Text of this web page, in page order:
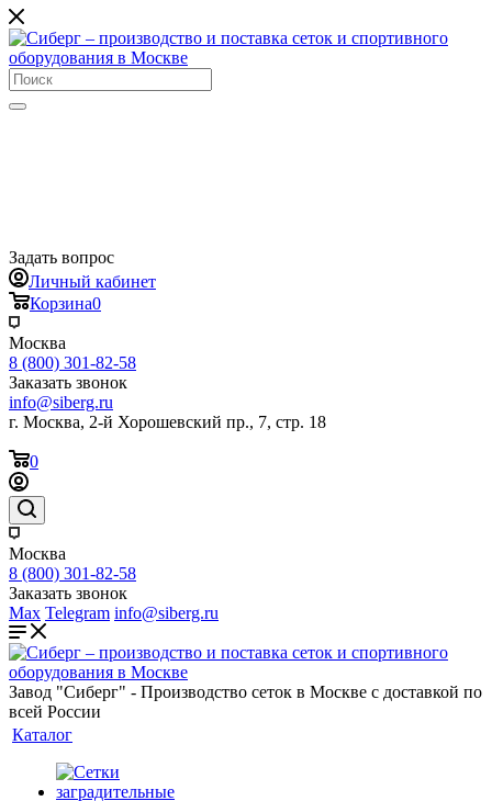
Задать вопрос
Личный кабинет
Корзина0
Москва
8 (800) 301-82-58
Заказать звонок
info@siberg.ru
г. Москва, 2-й Хорошевский пр., 7, стр. 18
0
Москва
8 (800) 301-82-58
Заказать звонок
Max Telegram info@siberg.ru
Завод "Сиберг" - Производство сеток в Москве с доставкой по
всей России
Каталог